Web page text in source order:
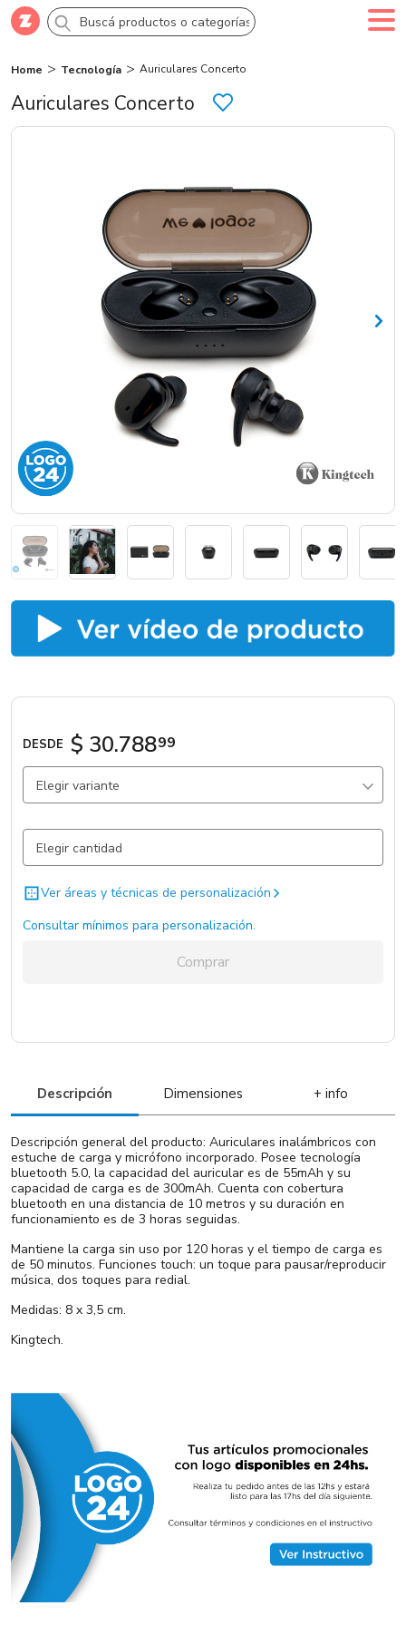
Comprar Creá tu cuenta
Categorías
SALE 70% OFF
Novedades
Campañas
Catálogos
Sé partner
Auriculares Concerto
Home Tecnología Auriculares Concerto
DESDE $ 30.78899
Elegir variante
Negro 3907 un.
Ver áreas y técnicas de personalización
Consultar mínimos para personalización.
Comprar
Descripción Dimensiones + info
Descripción general del producto: Auriculares inalámbricos con
estuche de carga y micrófono incorporado. Posee tecnología
bluetooth 5.0, la capacidad del auricular es de 55mAh y su
capacidad de carga es de 300mAh. Cuenta con cobertura
bluetooth en una distancia de 10 metros y su duración en
funcionamiento es de 3 horas seguidas.
Mantiene la carga sin uso por 120 horas y el tiempo de carga es
de 50 minutos. Funciones touch: un toque para pausar/reproducir
música, dos toques para redial.
Medidas: 8 x 3,5 cm.
Kingtech.